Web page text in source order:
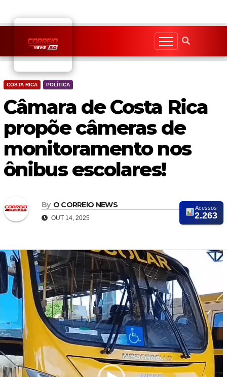
content
COSTA RICA POLÍTICA
Câmara de Costa Rica
propõe câmeras de
monitoramento nos
ônibus escolares!
By O CORREIO NEWS
OUT 14, 2025
Acessos
2.263